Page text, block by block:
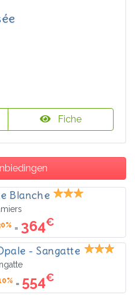
Fiche
Blanche
= 364€
- Sangatte
= 554€